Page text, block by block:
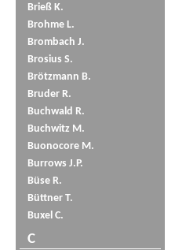
Brieß K.
Brohme L.
Brombach J.
Brosius S.
Brötzmann B.
Bruder R.
Buchwald R.
Buchwitz M.
Buonocore M.
Burrows J.P.
Büse R.
Büttner T.
Buxel C.
C